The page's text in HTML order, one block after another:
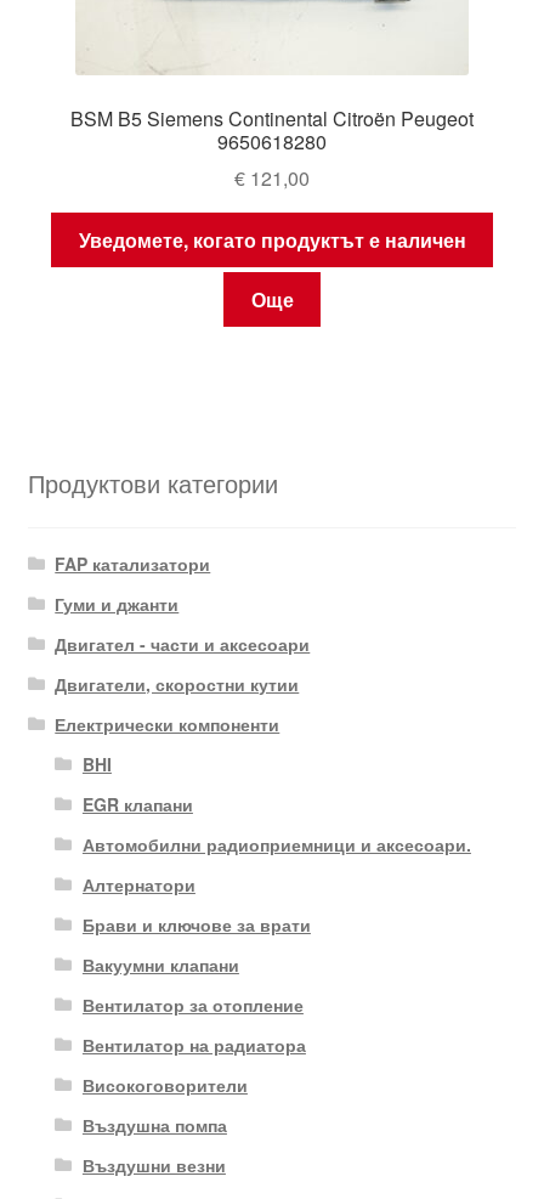
BSM B5 Siemens Continental Citroën Peugeot
9650618280
€ 121,00
Уведомете, когато продуктът е наличен
Още
Продуктови категории
FAP катализатори
Гуми и джанти
Двигател - части и аксесоари
Двигатели, скоростни кутии
Електрически компоненти
BHI
EGR клапани
Автомобилни радиоприемници и аксесоари.
Алтернатори
Брави и ключове за врати
Вакуумни клапани
Вентилатор за отопление
Вентилатор на радиатора
Високоговорители
Въздушна помпа
Въздушни везни